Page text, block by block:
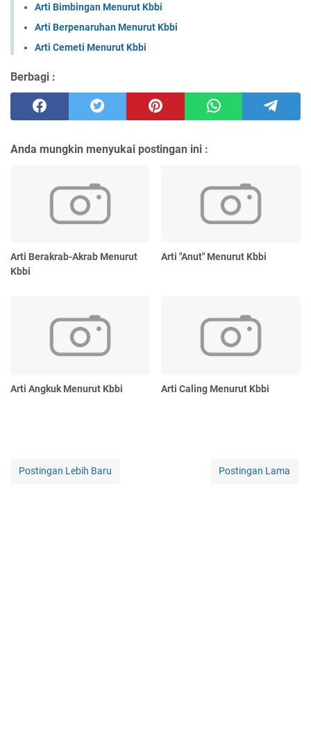
Arti Bimbingan Menurut Kbbi
Arti Berpenaruhan Menurut Kbbi
Arti Cemeti Menurut Kbbi
Berbagi :
Anda mungkin menyukai postingan ini :
Arti Berakrab-Akrab Menurut
Kbbi
Arti "Anut" Menurut Kbbi
Arti Angkuk Menurut Kbbi Arti Caling Menurut Kbbi
Postingan Lebih Baru Postingan Lama